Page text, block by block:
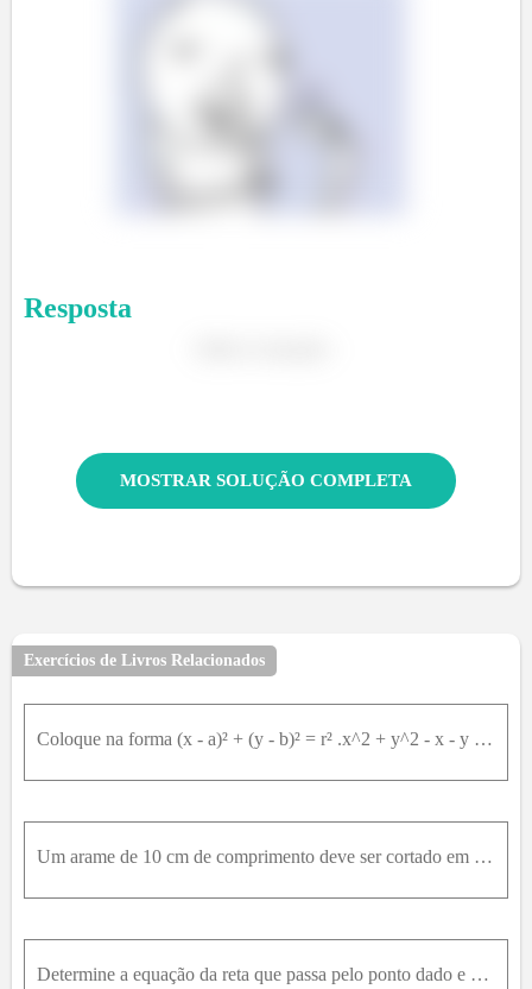
Resposta
MOSTRAR SOLUÇÃO COMPLETA
Exercícios de Livros Relacionados
Coloque na forma (x - a)² + (y - b)² = r² .x^2 + y^2 - x - y = 0
Um arame de 10 cm de comprimento deve ser cortado em dois pedaços, um dos quais será torcido de modo a formar um quadrado e o outro, a formar uma circunferência. De que modo deverá ser cortado para qu
Determine a equação da reta que passa pelo ponto dado e que seja perpendicular à reta dada.3x - 2y = 0 e 0,0